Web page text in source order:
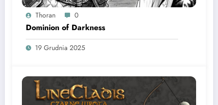
Thoran 0
Dominion of Darkness
19 Grudnia 2025